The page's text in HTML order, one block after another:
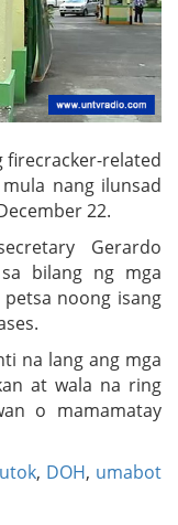
related
nang ilunsad
22.
Gerardo
bilang ng mga
noong isang
na lang ang mga
at wala na ring
o mamamatay
, DOH, umabot